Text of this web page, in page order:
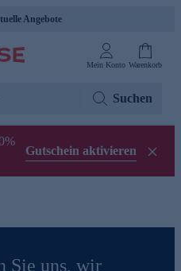
Angebote
Mein Konto Warenkorb
Suchen
Gutschein aktivieren
Sie uns, wir